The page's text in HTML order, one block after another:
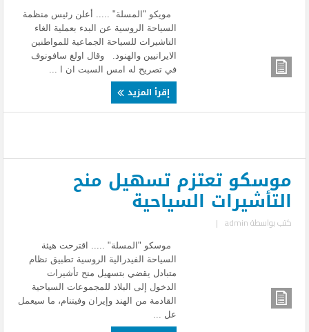
مويكو "المسلة" ..... أعلن رئيس منظمة
السياحة الروسية عن البدء بعملية الغاء
التاشيرات للسياحة الجماعية للمواطنين
الايرانيين والهنود. وقال اولغ سافونوف
في تصريح له امس السبت ان ا ...
إقرأ المزيد
موسكو تعتزم تسهيل منح
التأشيرات السياحية
كتب بواسطةadmin
|
موسكو "المسلة" ..... اقترحت هيئة
السياحة الفيدرالية الروسية تطبيق نظام
متبادل يقضي بتسهيل منح تأشيرات
الدخول إلى البلاد للمجموعات السياحية
القادمة من الهند وإيران وفيتنام، ما سيعمل
عل ...